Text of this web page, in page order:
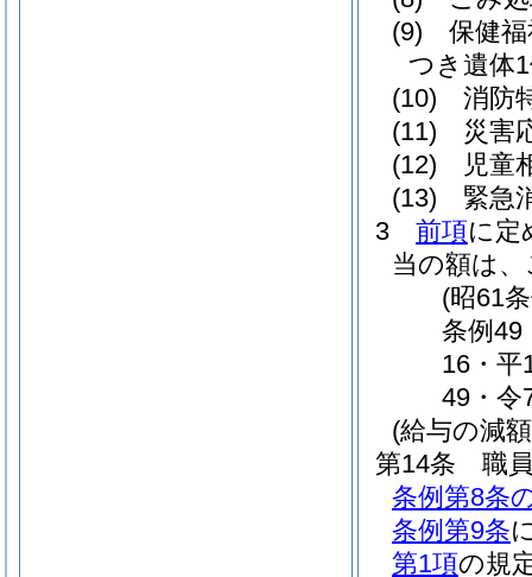
(9)
保健
つき遺体
(10)
消防
(11)
災害
(12)
児童
(13)
緊急
3
前項に定
当の額は
(昭61
条例49
16・平
49・令
(給与の減
第14条
職
条例第8条
条例第9条
第1項の規